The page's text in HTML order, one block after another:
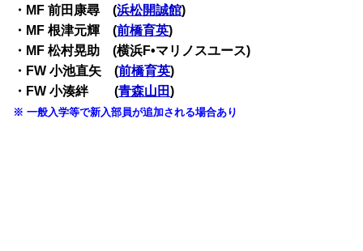
・MF 前田康尋 (浜松開誠館)
・MF 根津元輝 (前橋育英)
・MF 松村晃助 (横浜F•マリノスユース)
・FW 小池直矢 (前橋育英)
・FW 小湊絆 (青森山田)
※ 一般入学等で新入部員が追加される場合あり